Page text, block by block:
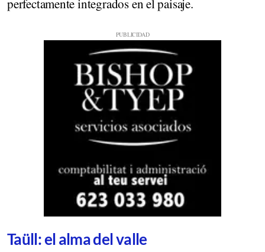
perfectamente integrados en el paisaje.
Taüll: el alma del valle